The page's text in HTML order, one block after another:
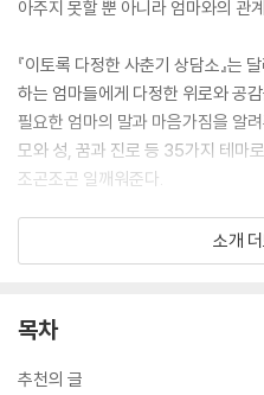
아주지 못할 뿐 아니라 엄마와의 관
『이토록 다정한 사춘기 상담소』는
하는 엄마들에게 다정한 위로와 공
필요한 엄마의 말과 마음가짐을 알
모와 성, 꿈과 진로 등 35가지 테마
조곤조곤 일깨워준다.
저자는 25년 동안 교육 전문가로
만나왔다. 그 속에서 발견한 사실은
언행에 상처받은 엄마의 마음을 위
다.
소개
목차
추천의 글